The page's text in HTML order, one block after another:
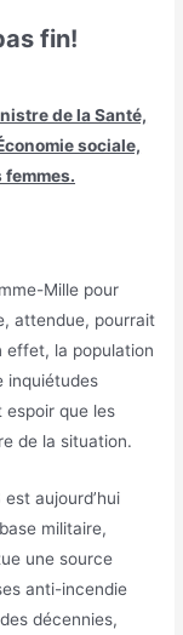
fin!
de la Santé,
sociale,
femmes.
Mille pour
attendue, pourrait
effet, la population
inquiétudes
espoir que les
de la situation.
aujourd’hui
militaire,
une source
anti-incendie
décennies,